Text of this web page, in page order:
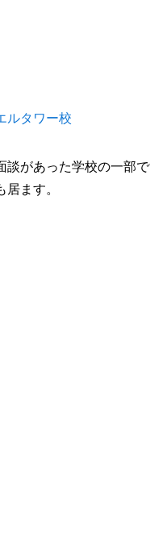
タワー校
があった学校の一部で
ます。